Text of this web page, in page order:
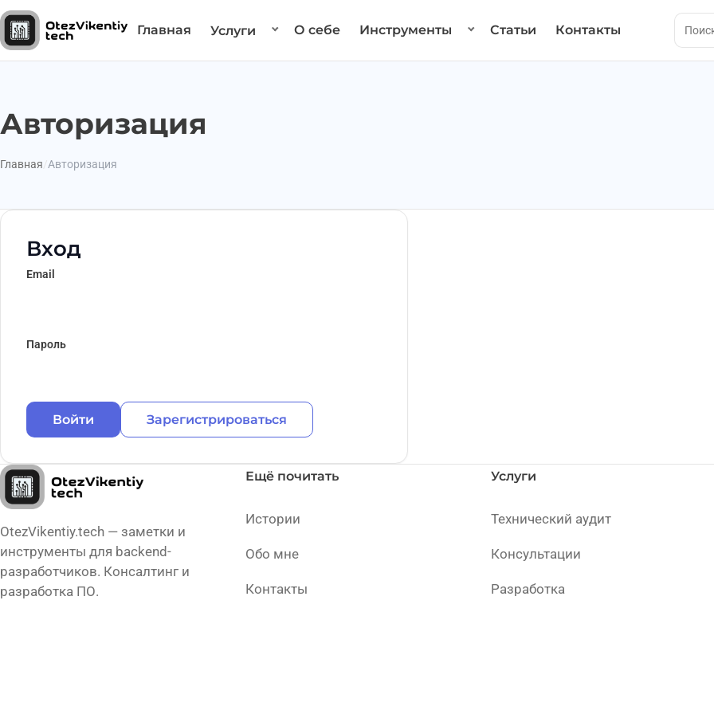
Главная Услуги О себе Инструменты Статьи Контакты
Авторизация
Главная Авторизация
Вход
Email
Пароль
Войти Зарегистрироваться
OtezVikentiy.tech — заметки и
инструменты для backend-
разработчиков. Консалтинг и
разработка ПО.
Ещё почитать
Истории
Обо мне
Контакты
Услуги
Технический аудит
Консультации
Разработка